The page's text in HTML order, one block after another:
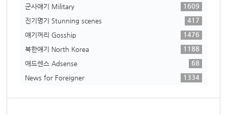
군사얘기 Military
1609
진기명기 Stunning scenes
417
얘기꺼리 Gosship
1476
북한얘기 North Korea
1188
애드센스 Adsense
68
News for Foreigner
1334